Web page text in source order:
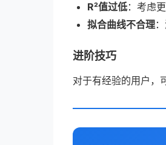
R²值过低：考虑
拟合曲线不合理
进阶技巧
对于有经验的用户，